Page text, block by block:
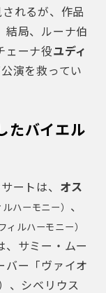
れるが、作品
結局、ルーナ伯
ェーナ役ユディ
演を救ってい
たバイエル
ートは、 オス
ハーモニー） 、
ィルハーモニー）
、サミー・ムー
バー「ヴァイオ
、シベリウス